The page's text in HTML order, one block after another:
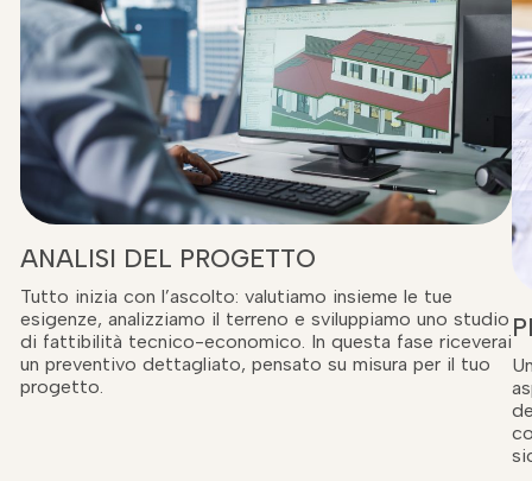
ANALISI DEL PROGETTO
Tutto inizia con l’ascolto: valutiamo insieme le tue
esigenze, analizziamo il terreno e sviluppiamo uno studio
di fattibilità tecnico-economico. In questa fase riceverai
un preventivo dettagliato, pensato su misura per il tuo
progetto.